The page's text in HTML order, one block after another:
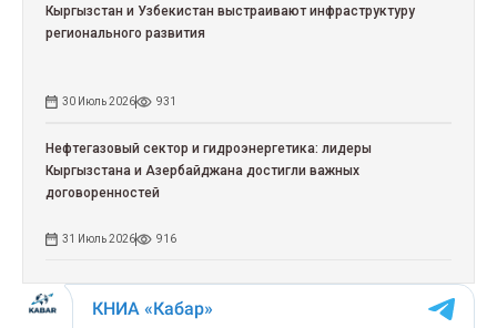
Кыргызстан и Узбекистан выстраивают инфраструктуру
регионального развития
30 Июль 2026 931
Нефтегазовый сектор и гидроэнергетика: лидеры
Кыргызстана и Азербайджана достигли важных
договоренностей
31 Июль 2026 916